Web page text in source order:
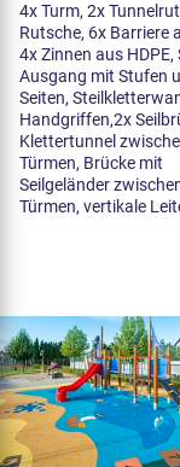
4x Turm, 2x
Rutsche, 6x Barriere
4x Zinnen aus HDPE,
Ausgang mit Stufen
Seiten,
Handgriffen,2x
Klettertunnel
Türmen, Brücke mit
Seilgeländer
Türmen, vertikale